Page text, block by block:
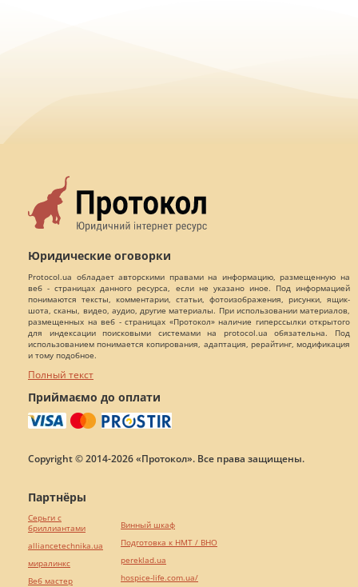
Юридические оговорки
Protocol.ua обладает авторскими правами на информацию, размещенную на
веб - страницах данного ресурса, если не указано иное. Под информацией
понимаются тексты, комментарии, статьи, фотоизображения, рисунки, ящик-
шота, сканы, видео, аудио, другие материалы. При использовании материалов,
размещенных на веб - страницах «Протокол» наличие гиперссылки открытого
для индексации поисковыми системами на protocol.ua обязательна. Под
использованием понимается копирования, адаптация, рерайтинг, модификация
и тому подобное.
Полный текст
Приймаємо до оплати
Copyright © 2014-2026 «Протокол». Все права защищены.
Партнёры
Серьги с
бриллиантами
alliancetechnika.ua
миралинкс
Веб мастер
Винный шкаф
Подготовка к НМТ / ВНО
pereklad.ua
hospice-life.com.ua/